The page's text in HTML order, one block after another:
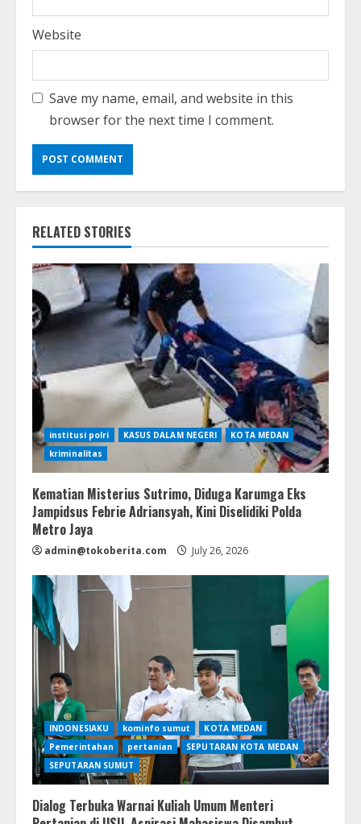
Website
Save my name, email, and website in this
browser for the next time I comment.
RELATED STORIES
institusi polri KASUS DALAM NEGERI
KOTA MEDAN
kriminalitas
Kematian Misterius Sutrimo, Diduga Karumga Eks
Jampidsus Febrie Adriansyah, Kini Diselidiki Polda
Metro Jaya
admin@tokoberita.com July 26, 2026
INDONESIAKU kominfo sumut
KOTA MEDAN
Pemerintahan
pertanian
SEPUTARAN KOTA MEDAN
SEPUTARAN SUMUT
Dialog Terbuka Warnai Kuliah Umum Menteri